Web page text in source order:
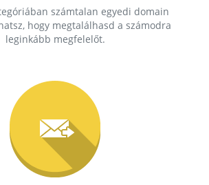
számtalan egyedi domain
hogy megtalálhasd a számodra
leginkább megfelelőt.